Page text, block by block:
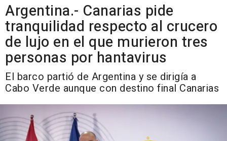
Argentina.- Canarias pide
tranquilidad respecto al crucero
de lujo en el que murieron tres
personas por hantavirus
El barco partió de Argentina y se dirigía a
Cabo Verde aunque con destino final Canarias